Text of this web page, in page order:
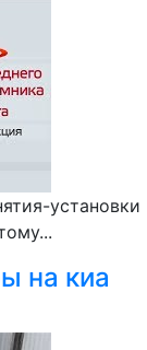
установки
на киа